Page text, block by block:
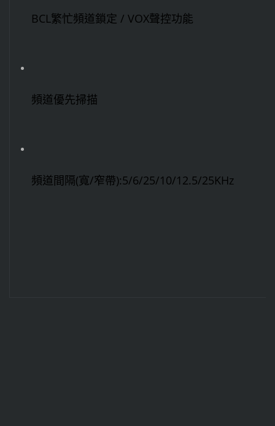
BCL繁忙頻道鎖定 / VOX聲控功能
頻道優先掃描
頻道間隔(寬/窄帶):5/6/25/10/12.5/25KHz